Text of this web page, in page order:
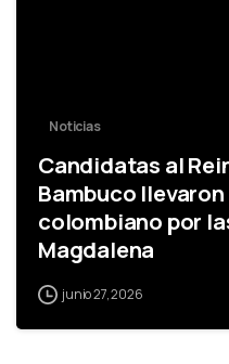
Noticias
Candidatas al
Bambuco
colombiano por
Magdalena
junio 27, 2026